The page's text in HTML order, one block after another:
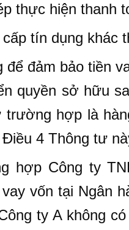
thực hiện thanh
tín dụng khác
để đảm bảo tiền
quyền sở hữu
trường hợp là
4 Thông tư
hợp Công ty
vốn tại Ngân
ty A không